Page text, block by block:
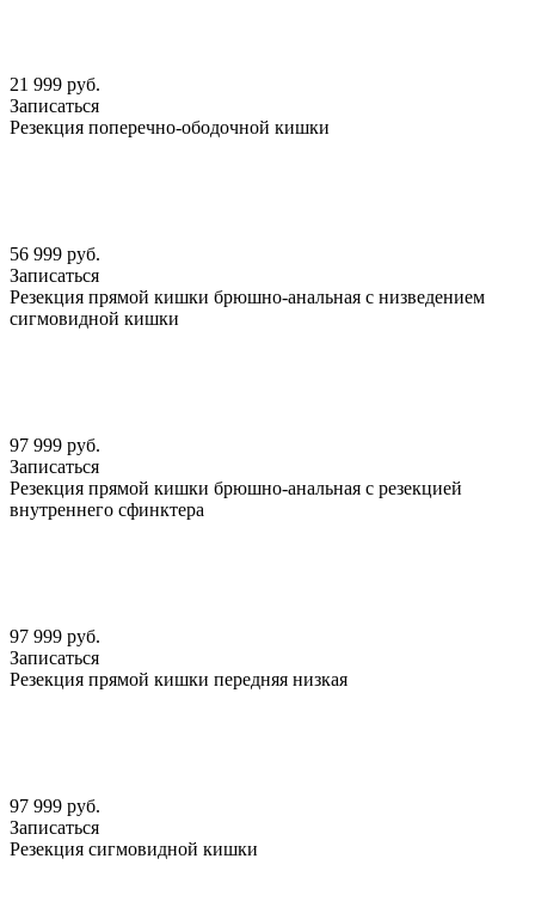
21 999 руб.
Записаться
Резекция поперечно-ободочной кишки
56 999 руб.
Записаться
Резекция прямой кишки брюшно-анальная с низведением
сигмовидной кишки
97 999 руб.
Записаться
Резекция прямой кишки брюшно-анальная с резекцией
внутреннего сфинктера
97 999 руб.
Записаться
Резекция прямой кишки передняя низкая
97 999 руб.
Записаться
Резекция сигмовидной кишки